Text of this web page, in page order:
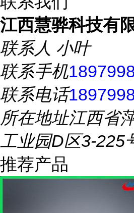
江西慧骅科技有
联系人 小叶
联系手机
联系电话
所在地址江西省
工业园D区3-225
推荐产品